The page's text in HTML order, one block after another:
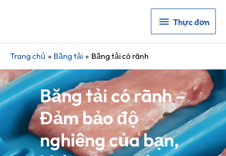
Thực
đơn
Thực đơn
Trang chủ Băng tải Băng tải có rãnh
Băng tải có rãnh –
Đảm bảo độ
nghiêng của bạn,